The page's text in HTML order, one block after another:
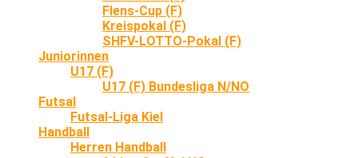
Flens-Cup (F)
Kreispokal (F)
SHFV-LOTTO-Pokal (F)
Juniorinnen
U17 (F)
U17 (F) Bundesliga N/NO
Futsal
Futsal-Liga Kiel
Handball
Herren Handball